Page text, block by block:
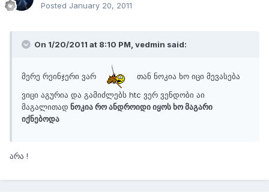
Posted January 20, 2011
On 1/20/2011 at 8:10 PM, vedmin said:
მერე რეინჯერი ვარ
თან ნოკია ხო იცი მევასება
ვიცი აგურია და გამიძლებს htc ვერ ვენდობი აი
მაგალითად ნოკია რო ანდროიდი იყოს ხო მაგარი
იქნებოდა
არა !